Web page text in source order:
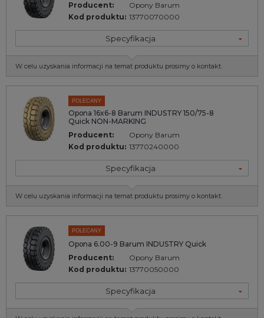
Producent:
Opony Barum
Kod produktu: 13770070000
Specyfikacja
W celu uzyskania informacji na temat produktu prosimy o kontakt.
POLECANY
Opona 16x6-8 Barum INDUSTRY 150/75-8
Quick NON-MARKING
Producent:
Opony Barum
Kod produktu: 13770240000
Specyfikacja
W celu uzyskania informacji na temat produktu prosimy o kontakt.
POLECANY
Opona 6.00-9 Barum INDUSTRY Quick
Producent:
Opony Barum
Kod produktu: 13770050000
Specyfikacja